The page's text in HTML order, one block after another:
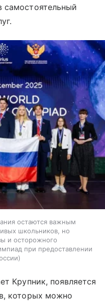
самостоятельный
остаются важным
школьников, но
и осторожного
при предоставлении
Крупник, появляется
которых можно